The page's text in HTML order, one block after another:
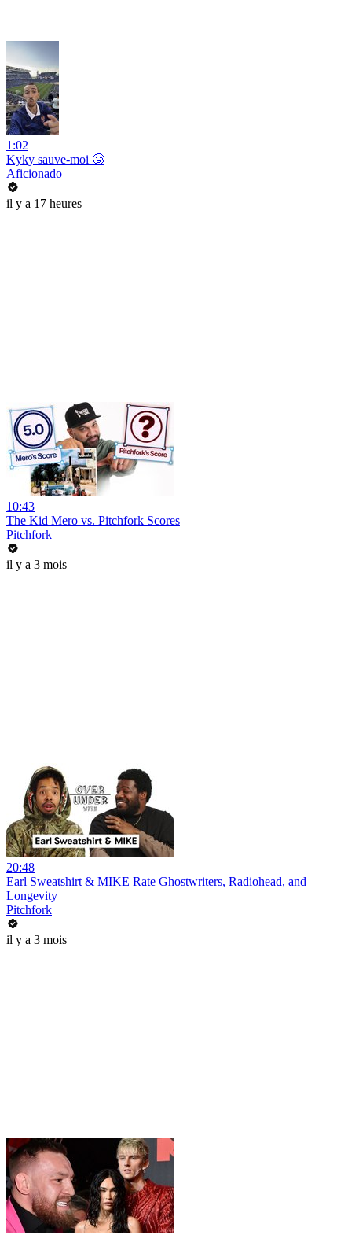
1:02
Kyky sauve-moi 🥲
Aficionado
il y a 17 heures
10:43
The Kid Mero vs. Pitchfork Scores
Pitchfork
il y a 3 mois
20:48
Earl Sweatshirt & MIKE Rate Ghostwriters, Radiohead, and
Longevity
Pitchfork
il y a 3 mois